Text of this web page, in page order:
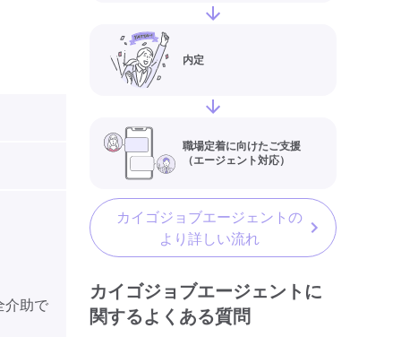
介助で
内定
職場定着に向けたご支援
（エージェント対応）
カイゴジョブエージェントの
より詳しい流れ
カイゴジョブエージェントに
関するよくある質問